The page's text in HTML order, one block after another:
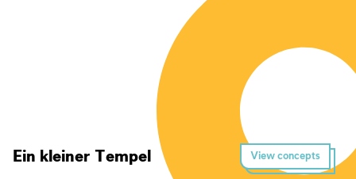
View concepts
Ein kleiner Tempel